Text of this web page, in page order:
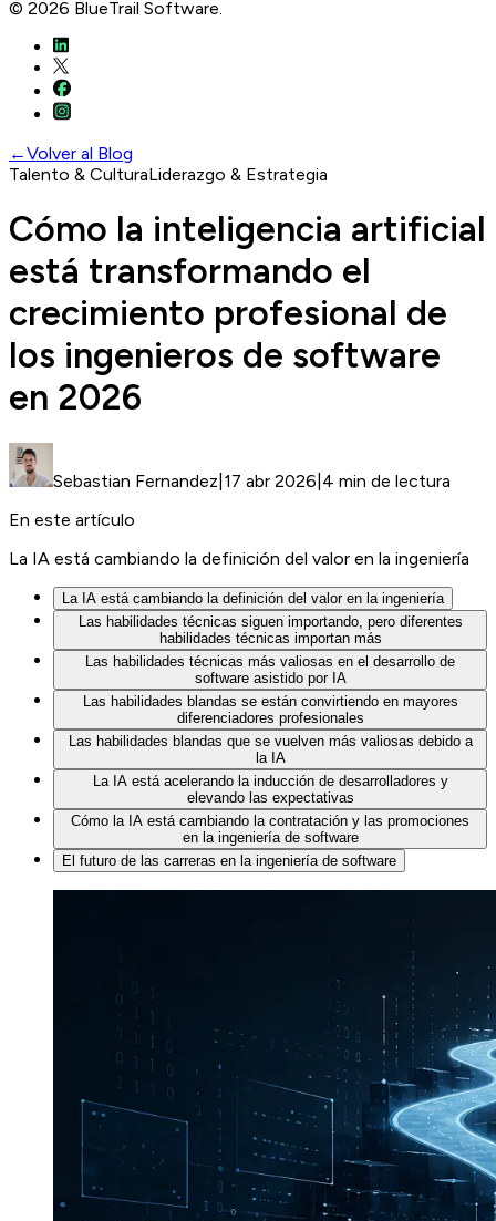
© 2026 BlueTrail Software.
←Volver al Blog
Talento & CulturaLiderazgo & Estrategia
Cómo la inteligencia artificial
está transformando el
crecimiento profesional de
los ingenieros de software
en 2026
Sebastian Fernandez 17 abr 2026 4 min de lectura
En este artículo
La IA está cambiando la definición del valor en la ingeniería
La IA está cambiando la definición del valor en la ingeniería
Las habilidades técnicas siguen importando, pero diferentes
habilidades técnicas importan más
Las habilidades técnicas más valiosas en el desarrollo de
software asistido por IA
Las habilidades blandas se están convirtiendo en mayores
diferenciadores profesionales
Las habilidades blandas que se vuelven más valiosas debido a
la IA
La IA está acelerando la inducción de desarrolladores y
elevando las expectativas
Cómo la IA está cambiando la contratación y las promociones
en la ingeniería de software
El futuro de las carreras en la ingeniería de software